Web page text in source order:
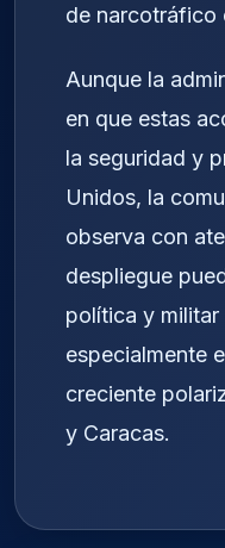
de narcotráfico
Aunque la
en que estas
la seguridad y
Unidos, la
observa con
despliegue
política y militar
especialmente
creciente
y Caracas.